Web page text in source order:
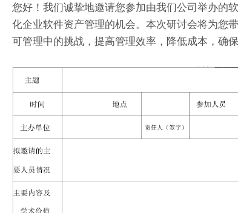
您好！我们诚挚地邀请您参加由我们公司举办的
化企业软件资产管理的机会。本次研讨会将为您
可管理中的挑战，提高管理效率，降低成本，确保